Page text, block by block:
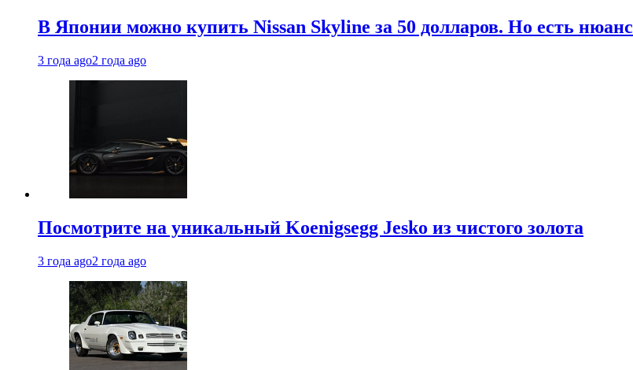
В Японии можно купить Nissan Skyline за 50 долларов. Но есть нюанс
3 года ago2 года ago
Посмотрите на уникальный Koenigsegg Jesko из чистого золота
3 года ago2 года ago